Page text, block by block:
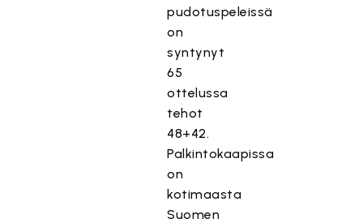
pudotuspeleissä
on
syntynyt
65
ottelussa
tehot
48+42.
Palkintokaapissa
on
kotimaasta
Suomen